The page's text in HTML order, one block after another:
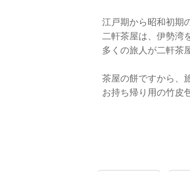
江戸期から昭和初期
二軒茶屋は、伊勢湾
多くの旅人が二軒茶
茶屋の餅ですから、
お持ち帰り用の竹皮